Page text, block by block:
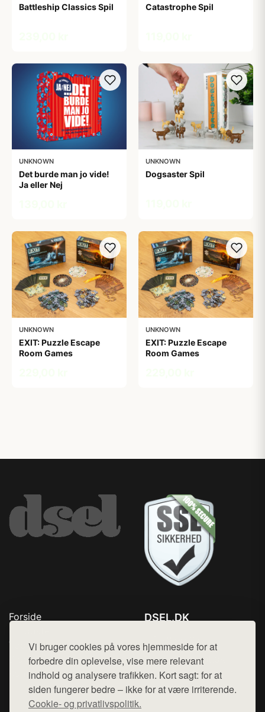
Vi bruger cookies på vores hjemmeside for at
forbedre din oplevelse, vise mere relevant
indhold og analysere trafikken. Kort sagt: for at
siden fungerer bedre – ikke for at være irriterende.
Cookie- og privatlivspolitik.
Battleship Classics Spil Catastrophe Spil
UNKNOWN
Det burde man jo vide!
Ja eller Nej
UNKNOWN
Dogsaster Spil
UNKNOWN
EXIT: Puzzle Escape
Room Games
UNKNOWN
EXIT: Puzzle Escape
Room Games
Forside
Top Rabatter
Blog
Kontakt
DSEL.DK
Mail: hej@want.dk
Cookie- og privatlivspolitik